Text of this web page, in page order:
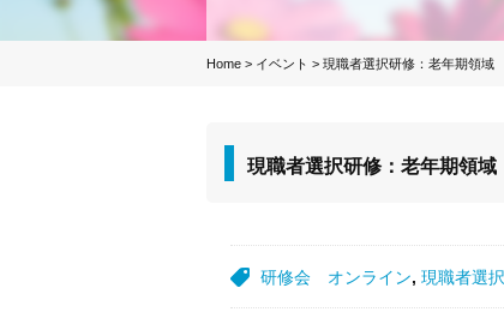
Home > イベント > 現職者選択研修：老年期領域
現職者選択研修：老年期領域
研修会 オンライン, 現職者選